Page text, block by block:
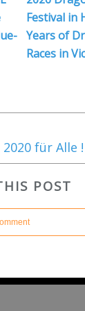
Festival in
Years of
Races in
für Alle !
POST